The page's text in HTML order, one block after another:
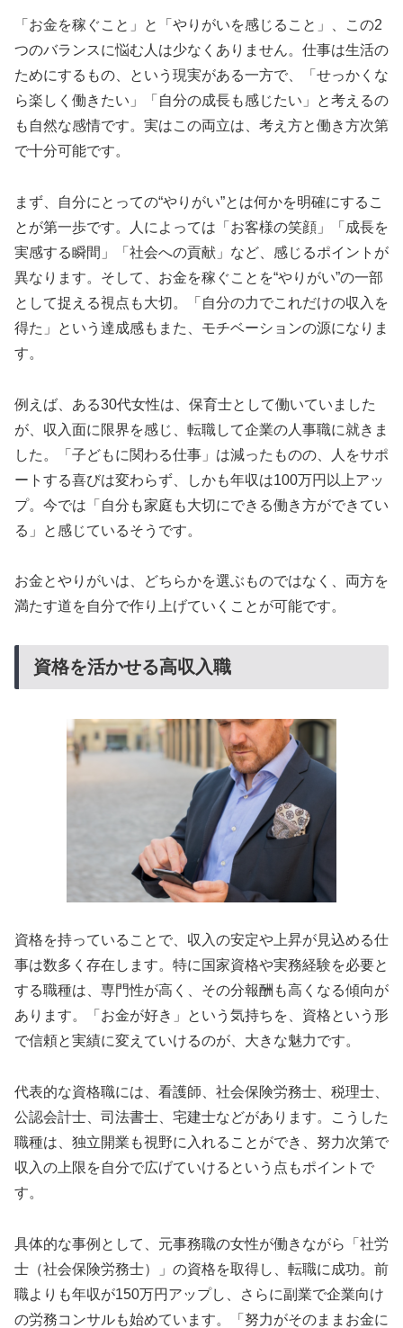
「お金を稼ぐこと」と「やりがいを感じること」、この2
つのバランスに悩む人は少なくありません。仕事は生活の
ためにするもの、という現実がある一方で、「せっかくな
ら楽しく働きたい」「自分の成長も感じたい」と考えるの
も自然な感情です。実はこの両立は、考え方と働き方次第
で十分可能です。
まず、自分にとっての“やりがい”とは何かを明確にするこ
とが第一歩です。人によっては「お客様の笑顔」「成長を
実感する瞬間」「社会への貢献」など、感じるポイントが
異なります。そして、お金を稼ぐことを“やりがい”の一部
として捉える視点も大切。「自分の力でこれだけの収入を
得た」という達成感もまた、モチベーションの源になりま
す。
例えば、ある30代女性は、保育士として働いていました
が、収入面に限界を感じ、転職して企業の人事職に就きま
した。「子どもに関わる仕事」は減ったものの、人をサポ
ートする喜びは変わらず、しかも年収は100万円以上アッ
プ。今では「自分も家庭も大切にできる働き方ができてい
る」と感じているそうです。
お金とやりがいは、どちらかを選ぶものではなく、両方を
満たす道を自分で作り上げていくことが可能です。
資格を活かせる高収入職
資格を持っていることで、収入の安定や上昇が見込める仕
事は数多く存在します。特に国家資格や実務経験を必要と
する職種は、専門性が高く、その分報酬も高くなる傾向が
あります。「お金が好き」という気持ちを、資格という形
で信頼と実績に変えていけるのが、大きな魅力です。
代表的な資格職には、看護師、社会保険労務士、税理士、
公認会計士、司法書士、宅建士などがあります。こうした
職種は、独立開業も視野に入れることができ、努力次第で
収入の上限を自分で広げていけるという点もポイントで
す。
具体的な事例として、元事務職の女性が働きながら「社労
士（社会保険労務士）」の資格を取得し、転職に成功。前
職よりも年収が150万円アップし、さらに副業で企業向け
の労務コンサルも始めています。「努力がそのままお金に